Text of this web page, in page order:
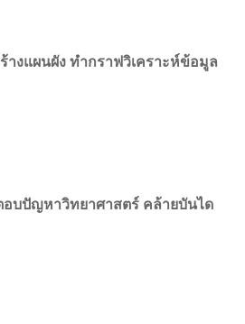
างแผนผัง ทำกราฟวิเคราะห์ข้อมูล
อบปัญหาวิทยาศาสตร์ คล้ายบันได